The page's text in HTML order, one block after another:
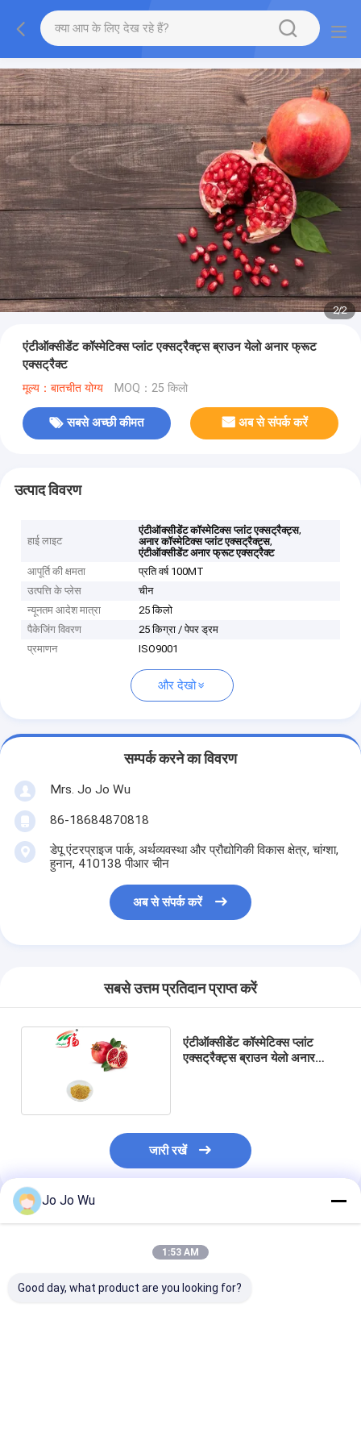
2/2
एंटीऑक्सीडेंट कॉस्मेटिक्स प्लांट एक्सट्रैक्ट्स ब्राउन येलो अनार फ्रूट
एक्सट्रैक्ट
मूल्य：बातचीत योग्य MOQ：25 किलो
सबसे अच्छी कीमत अब से संपर्क करें
उत्पाद विवरण
हाई लाइट
एंटीऑक्सीडेंट कॉस्मेटिक्स प्लांट एक्सट्रैक्ट्स,
अनार कॉस्मेटिक्स प्लांट एक्सट्रैक्ट्स,
एंटीऑक्सीडेंट अनार फ्रूट एक्सट्रैक्ट
आपूर्ति की क्षमता
प्रति वर्ष 100MT
उत्पत्ति के प्लेस
चीन
न्यूनतम आदेश मात्रा
25 किलो
पैकेजिंग विवरण
25 किग्रा / पेपर ड्रम
प्रमाणन
ISO9001
और देखो
सम्पर्क करने का विवरण
Mrs. Jo Jo Wu
86-18684870818
डेपू एंटरप्राइज पार्क, अर्थव्यवस्था और प्रौद्योगिकी विकास क्षेत्र, चांग्शा,
हुनान, 410138 पीआर चीन
अब से संपर्क करें
सबसे उत्तम प्रतिदान प्राप्त करें
एंटीऑक्सीडेंट कॉस्मेटिक्स प्लांट
एक्सट्रैक्ट्स ब्राउन येलो अनार
जारी रखें
अनुशंसित उत्पाद
Jo Jo Wu
1:53 AM
Good day, what product are you looking for?